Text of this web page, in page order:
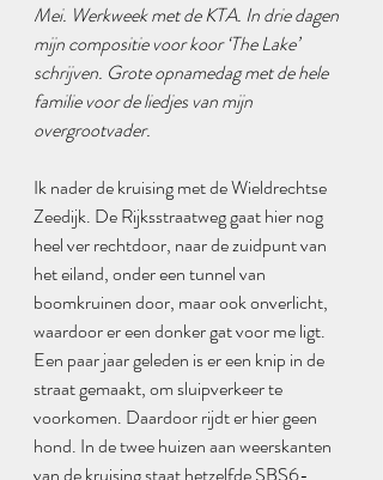
Mei. Werkweek met de KTA. In drie dagen
mijn compositie voor koor ‘The Lake’
schrijven. Grote opnamedag met de hele
familie voor de liedjes van mijn
overgrootvader.
Ik nader de kruising met de Wieldrechtse
Zeedijk. De Rijksstraatweg gaat hier nog
heel ver rechtdoor, naar de zuidpunt van
het eiland, onder een tunnel van
boomkruinen door, maar ook onverlicht,
waardoor er een donker gat voor me ligt.
Een paar jaar geleden is er een knip in de
straat gemaakt, om sluipverkeer te
voorkomen. Daardoor rijdt er hier geen
hond. In de twee huizen aan weerskanten